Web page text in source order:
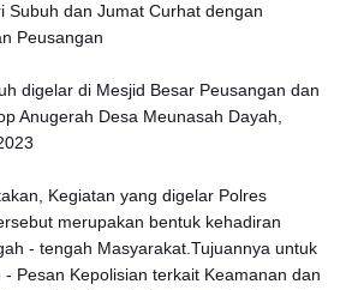
Subuh dan Jumat Curhat dengan
Peusangan
digelar di Mesjid Besar Peusangan dan
Anugerah Desa Meunasah Dayah,
Kegiatan yang digelar Polres
merupakan bentuk kehadiran
- tengah Masyarakat.Tujuannya untuk
Pesan Kepolisian terkait Keamanan dan